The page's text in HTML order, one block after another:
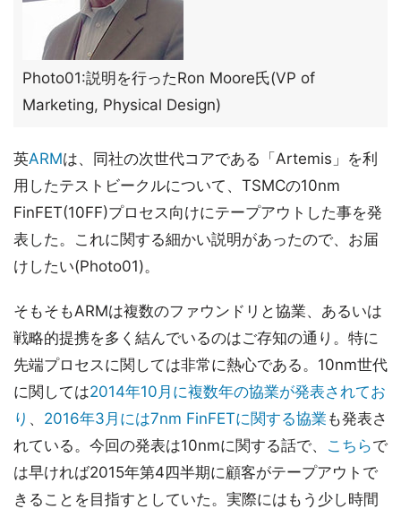
Photo01:説明を行ったRon Moore氏(VP of
Marketing, Physical Design)
英ARMは、同社の次世代コアである「Artemis」を利
用したテストビークルについて、TSMCの10nm
FinFET(10FF)プロセス向けにテープアウトした事を発
表した。これに関する細かい説明があったので、お届
けしたい(Photo01)。
そもそもARMは複数のファウンドリと協業、あるいは
戦略的提携を多く結んでいるのはご存知の通り。特に
先端プロセスに関しては非常に熱心である。10nm世代
に関しては2014年10月に複数年の協業が発表されてお
り 、 2016年3月には7nm FinFETに関する協業 も発表さ
れている。今回の発表は10nmに関する話で、 こちらで
は早ければ2015年第4四半期に顧客がテープアウトで
きることを目指すとしていた。実際にはもう少し時間